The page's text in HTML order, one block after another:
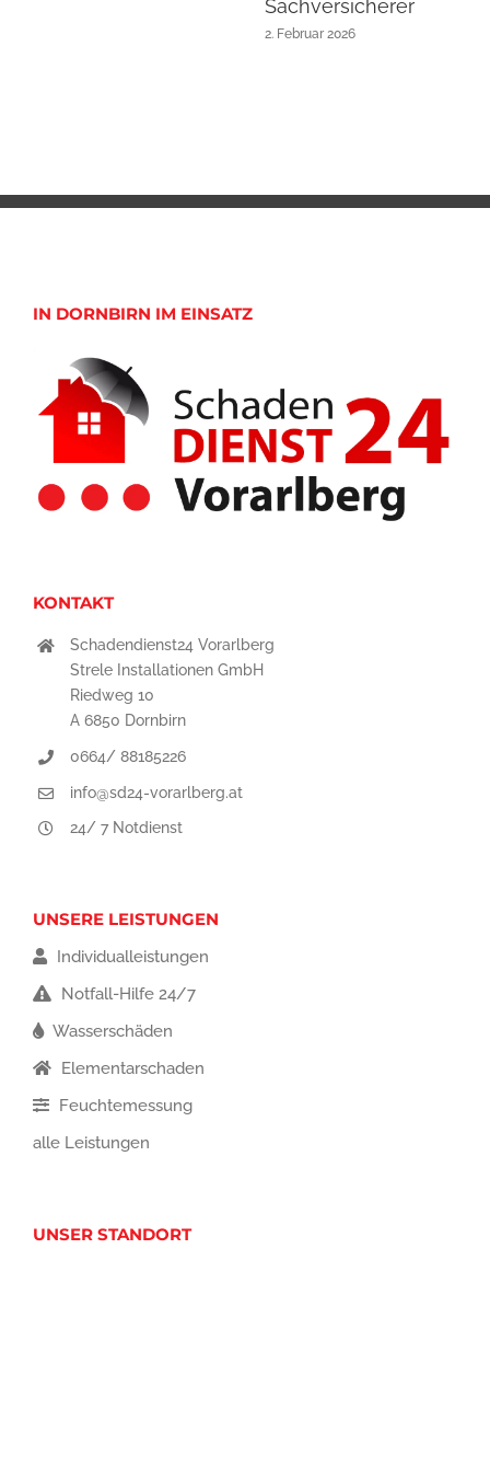
Sachversicherer
2. Februar 2026
IN DORNBIRN IM EINSATZ
KONTAKT
Schadendienst24 Vorarlberg
Strele Installationen GmbH
Riedweg 10
A 6850 Dornbirn
0664/ 88185226
info@sd24-vorarlberg.at
24/ 7 Notdienst
UNSERE LEISTUNGEN
Individualleistungen
Notfall-Hilfe 24/7
Wasserschäden
Elementarschaden
Feuchtemessung
alle Leistungen
UNSER STANDORT